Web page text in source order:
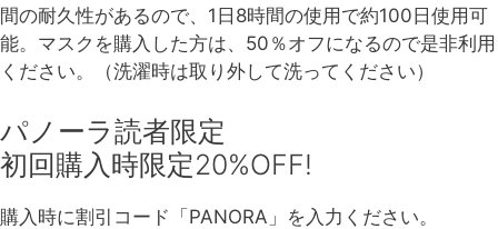
間の耐久性があるので、1日8時間の使用で約100日使用可
能。マスクを購入した方は、50％オフになるので是非利用
ください。（洗濯時は取り外して洗ってください）
パノーラ読者限定
初回購入時限定20%OFF!
購入時に割引コード「PANORA」を入力ください。